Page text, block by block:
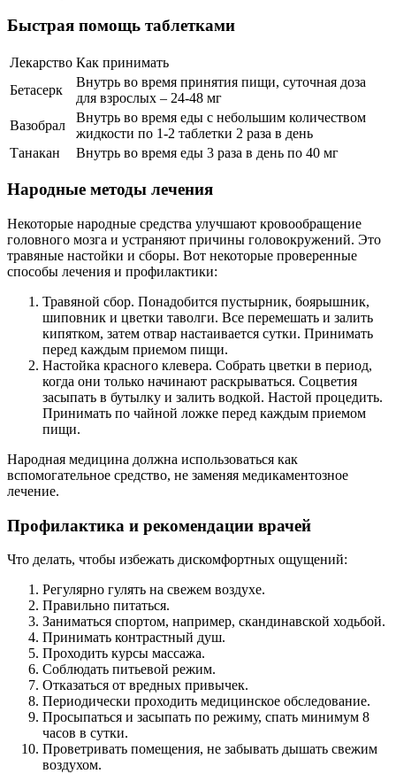
Быстрая помощь таблетками
Лекарство Как принимать
Бетасерк
Внутрь во время принятия пищи, суточная доза
для взрослых – 24-48 мг
Вазобрал
Внутрь во время еды с небольшим количеством
жидкости по 1-2 таблетки 2 раза в день
Танакан
Внутрь во время еды 3 раза в день по 40 мг
Народные методы лечения
Некоторые народные средства улучшают кровообращение
головного мозга и устраняют причины головокружений. Это
травяные настойки и сборы. Вот некоторые проверенные
способы лечения и профилактики:
Травяной сбор. Понадобится пустырник, боярышник,
шиповник и цветки таволги. Все перемешать и залить
кипятком, затем отвар настаивается сутки. Принимать
перед каждым приемом пищи.
Настойка красного клевера. Собрать цветки в период,
когда они только начинают раскрываться. Соцветия
засыпать в бутылку и залить водкой. Настой процедить.
Принимать по чайной ложке перед каждым приемом
пищи.
Народная медицина должна использоваться как
вспомогательное средство, не заменяя медикаментозное
лечение.
Профилактика и рекомендации врачей
Что делать, чтобы избежать дискомфортных ощущений:
Регулярно гулять на свежем воздухе.
Правильно питаться.
Заниматься спортом, например, скандинавской ходьбой.
Принимать контрастный душ.
Проходить курсы массажа.
Соблюдать питьевой режим.
Отказаться от вредных привычек.
Периодически проходить медицинское обследование.
Просыпаться и засыпать по режиму, спать минимум 8
часов в сутки.
Проветривать помещения, не забывать дышать свежим
воздухом.